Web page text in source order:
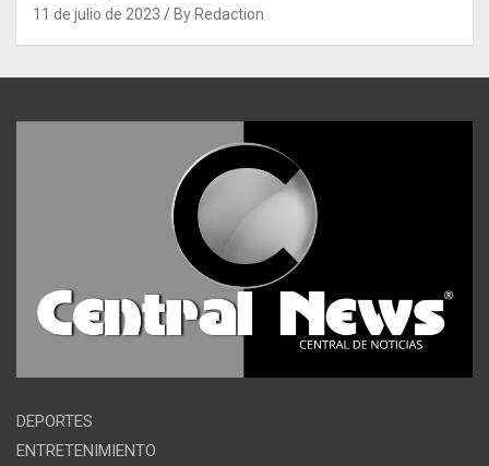
11 de julio de 2023 By Redaction
DEPORTES
ENTRETENIMIENTO